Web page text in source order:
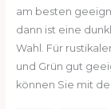
am besten
dann ist eine
Wahl. Für
und Grün gut
können Sie mit